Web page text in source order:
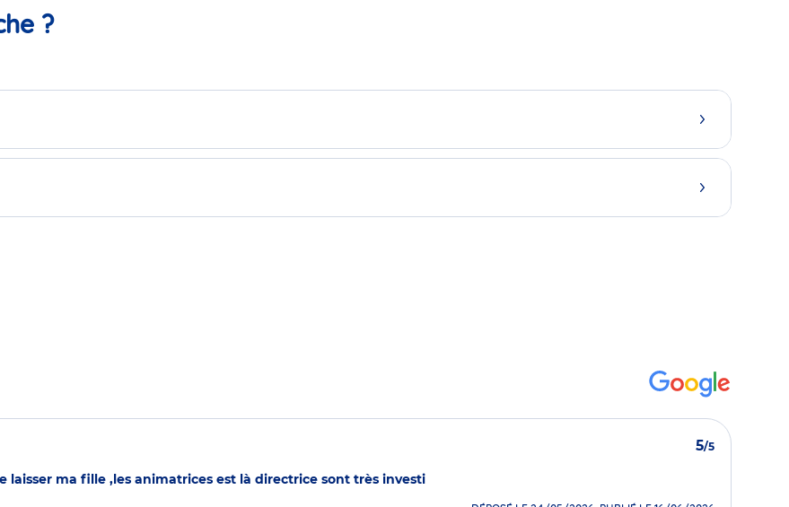
?
5/5
ma fille ,les animatrices est là directrice sont très investi